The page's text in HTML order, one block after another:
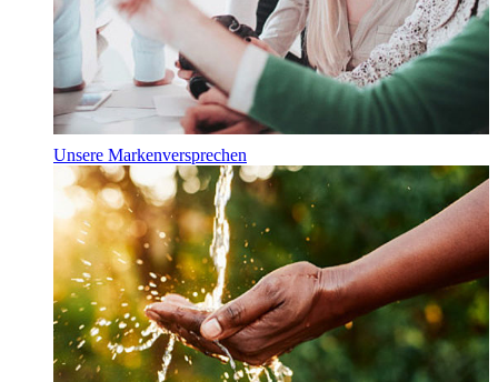
Unsere Markenversprechen